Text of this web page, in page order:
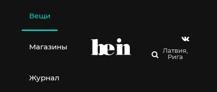
содержимому
Вещи
Магазины
Журнал
Латвия,
Рига